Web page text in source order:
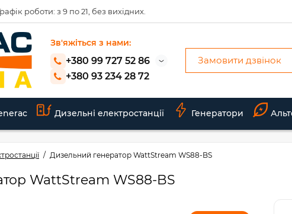
роботи: з 9 по 21, без вихідних.
Зв'яжіться з нами:
+380 99 727 52 86
+380 93 234 28 72
Замовити дзвінок
Дизельні електростанції Генератори
Дизельний генератор WattStream WS88-BS
WattStream WS88-BS